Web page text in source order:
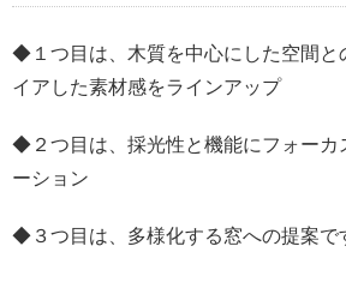
◆１つ目は、木質を中心にした空間と
イアした素材感をラインアップ
◆２つ目は、採光性と機能にフォーカ
ーション
◆３つ目は、多様化する窓への提案で